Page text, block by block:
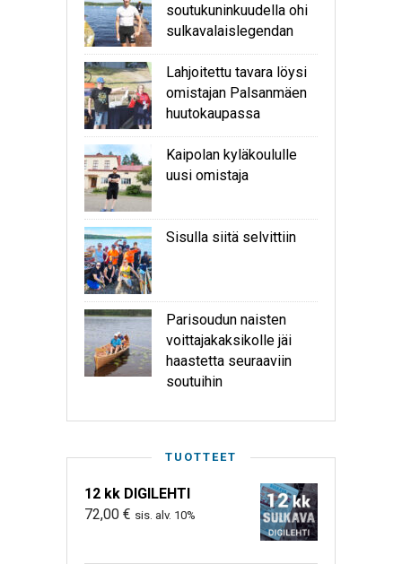
soutukuninkuudella ohi
sulkavalaislegendan
Lahjoitettu tavara löysi
omistajan Palsanmäen
huutokaupassa
Kaipolan kyläkoululle
uusi omistaja
Sisulla siitä selvittiin
Parisoudun naisten
voittajakaksikolle jäi
haastetta seuraaviin
soutuihin
TUOTTEET
12 kk DIGILEHTI
72,00 € sis. alv. 10%